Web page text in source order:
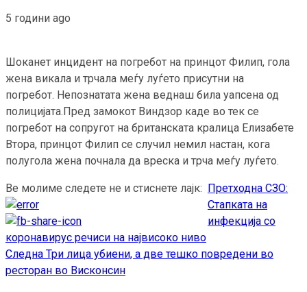
5 години ago
Шоканет инцидент на погребот на принцот Филип, гола
жена викала и трчала меѓу луѓето присутни на
погребот. Непознатата жена веднаш била уапсена од
полицијата.Пред замокот Виндзор каде во тек се
погребот на сопругот на британската кралица Елизабете
Втора, принцот Филип се случил немил настан, кога
полугола жена почнала да вреска и трча меѓу луѓето.
Ве молиме следете не и стиснете лајк:
Continue
Reading
Претходна СЗО:
Стапката на
инфекција со
коронавирус речиси на највисоко ниво
Следна Три лица убиени, а две тешко повредени во
ресторан во Висконсин